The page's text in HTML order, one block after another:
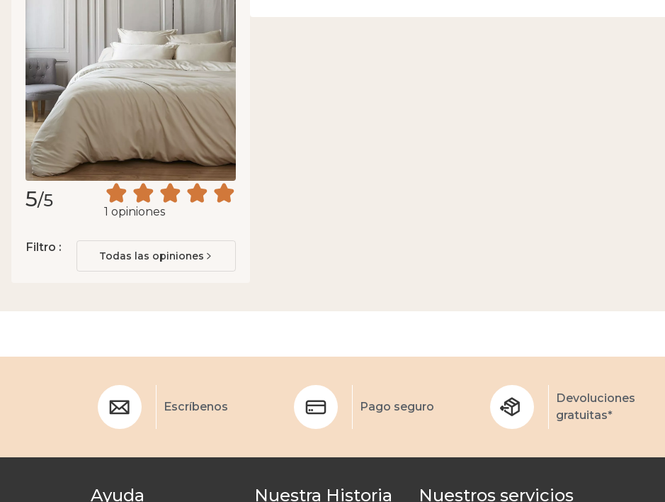
5/5
1 opiniones
Filtro :
Todas las opiniones
Escríbenos Pago seguro
Devoluciones
gratuitas*
Ayuda Nuestra Historia Nuestros servicios